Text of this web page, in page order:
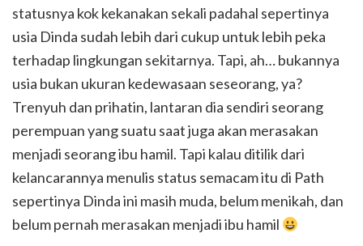
statusnya kok kekanakan sekali padahal sepertinya
usia Dinda sudah lebih dari cukup untuk lebih peka
terhadap lingkungan sekitarnya. Tapi, ah… bukannya
usia bukan ukuran kedewasaan seseorang, ya?
Trenyuh dan prihatin, lantaran dia sendiri seorang
perempuan yang suatu saat juga akan merasakan
menjadi seorang ibu hamil. Tapi kalau ditilik dari
kelancarannya menulis status semacam itu di Path
sepertinya Dinda ini masih muda, belum menikah, dan
belum pernah merasakan menjadi ibu hamil